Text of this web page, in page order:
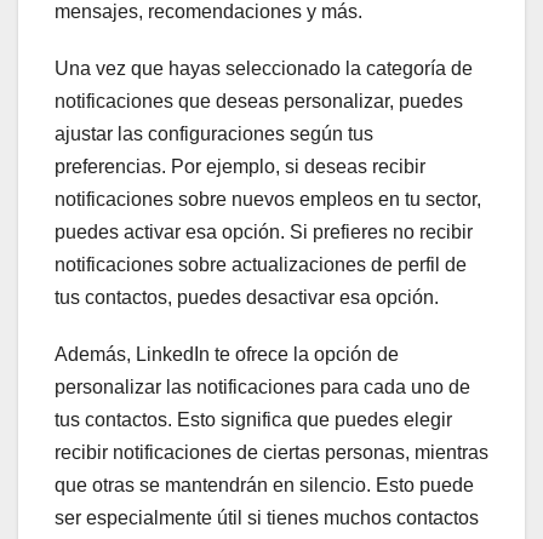
mensajes, recomendaciones y más.
Una vez que hayas seleccionado la categoría de
notificaciones que deseas personalizar, puedes
ajustar las configuraciones según tus
preferencias. Por ejemplo, si deseas recibir
notificaciones sobre nuevos empleos en tu sector,
puedes activar esa opción. Si prefieres no recibir
notificaciones sobre actualizaciones de perfil de
tus contactos, puedes desactivar esa opción.
Además, LinkedIn te ofrece la opción de
personalizar las notificaciones para cada uno de
tus contactos. Esto significa que puedes elegir
recibir notificaciones de ciertas personas, mientras
que otras se mantendrán en silencio. Esto puede
ser especialmente útil si tienes muchos contactos